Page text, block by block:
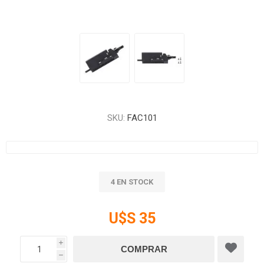
SKU: FAC101
4 EN STOCK
U$S 35
i
h